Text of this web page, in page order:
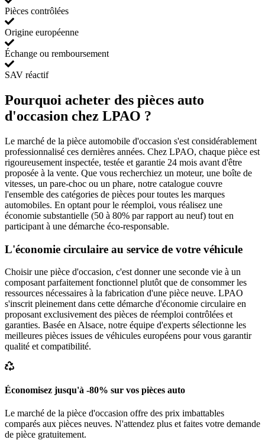
Pièces contrôlées
Origine européenne
Échange ou remboursement
SAV réactif
Pourquoi acheter des pièces auto
d'occasion chez LPAO ?
Le marché de la pièce automobile d'occasion s'est considérablement
professionnalisé ces dernières années. Chez LPAO, chaque pièce est
rigoureusement inspectée, testée et garantie 24 mois avant d'être
proposée à la vente. Que vous recherchiez un moteur, une boîte de
vitesses, un pare-choc ou un phare, notre catalogue couvre
l'ensemble des catégories de pièces pour toutes les marques
automobiles. En optant pour le réemploi, vous réalisez une
économie substantielle (50 à 80% par rapport au neuf) tout en
participant à une démarche éco-responsable.
L'économie circulaire au service de votre véhicule
Choisir une pièce d'occasion, c'est donner une seconde vie à un
composant parfaitement fonctionnel plutôt que de consommer les
ressources nécessaires à la fabrication d'une pièce neuve. LPAO
s'inscrit pleinement dans cette démarche d'économie circulaire en
proposant exclusivement des pièces de réemploi contrôlées et
garanties. Basée en Alsace, notre équipe d'experts sélectionne les
meilleures pièces issues de véhicules européens pour vous garantir
qualité et compatibilité.
Économisez jusqu'à -80% sur vos pièces auto
Le marché de la pièce d'occasion offre des prix imbattables
comparés aux pièces neuves. N'attendez plus et faites votre demande
de pièce gratuitement.